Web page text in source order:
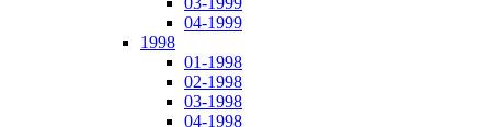
04-1999
1998
01-1998
02-1998
03-1998
04-1998